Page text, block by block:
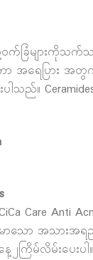
ဝက်ခြံများကိုသ
အရေပြား အ
ေးပါသည်။
Care Anti
သော အသားအရည်ကို
မ်လိမ်းပေးပါ။